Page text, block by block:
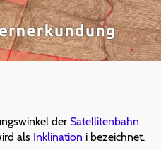
der Satellitenbahn
als Inklination i bezeichnet.